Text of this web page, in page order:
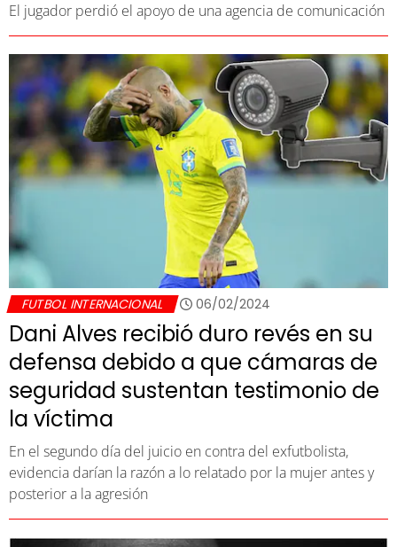
El jugador perdió el apoyo de una agencia de comunicación
FUTBOL INTERNACIONAL 06/02/2024
Dani Alves recibió duro revés en su
defensa debido a que cámaras de
seguridad sustentan testimonio de
la víctima
En el segundo día del juicio en contra del exfutbolista,
evidencia darían la razón a lo relatado por la mujer antes y
posterior a la agresión